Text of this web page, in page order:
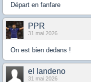
Départ en fanfare
PPR
31 mai 2026
On est bien dedans !
el landeno
31 mai 2026